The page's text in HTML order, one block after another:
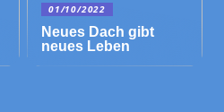
01/10/2022
Neues Dach gibt
neues Leben